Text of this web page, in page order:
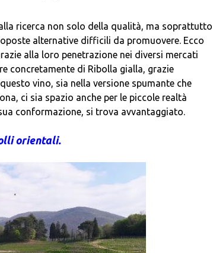
ricerca non solo della qualità, ma soprattutto
alternative difficili da promuovere. Ecco
alla loro penetrazione nei diversi mercati
concretamente di Ribolla gialla, grazie
vino, sia nella versione spumante che
ci sia spazio anche per le piccole realtà
conformazione, si trova avvantaggiato.
orientali.